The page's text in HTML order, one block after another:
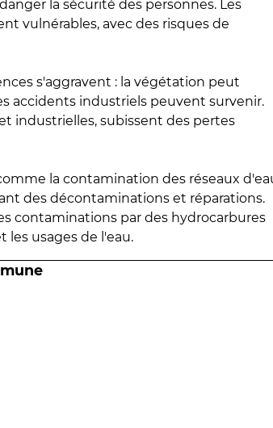
la sécurité des personnes. Les
vulnérables, avec des risques de
s'aggravent : la végétation peut
accidents industriels peuvent survenir.
industrielles, subissent des pertes
la contamination des réseaux
des décontaminations et réparations.
contaminations par des hydrocarbures
les usages de l'eau.